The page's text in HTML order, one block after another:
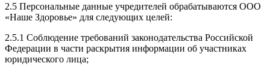
2.5 Персональные данные учредителей обрабатываются ООО
«Наше Здоровье» для следующих целей:
2.5.1 Соблюдение требований законодательства Российской
Федерации в части раскрытия информации об участниках
юридического лица;